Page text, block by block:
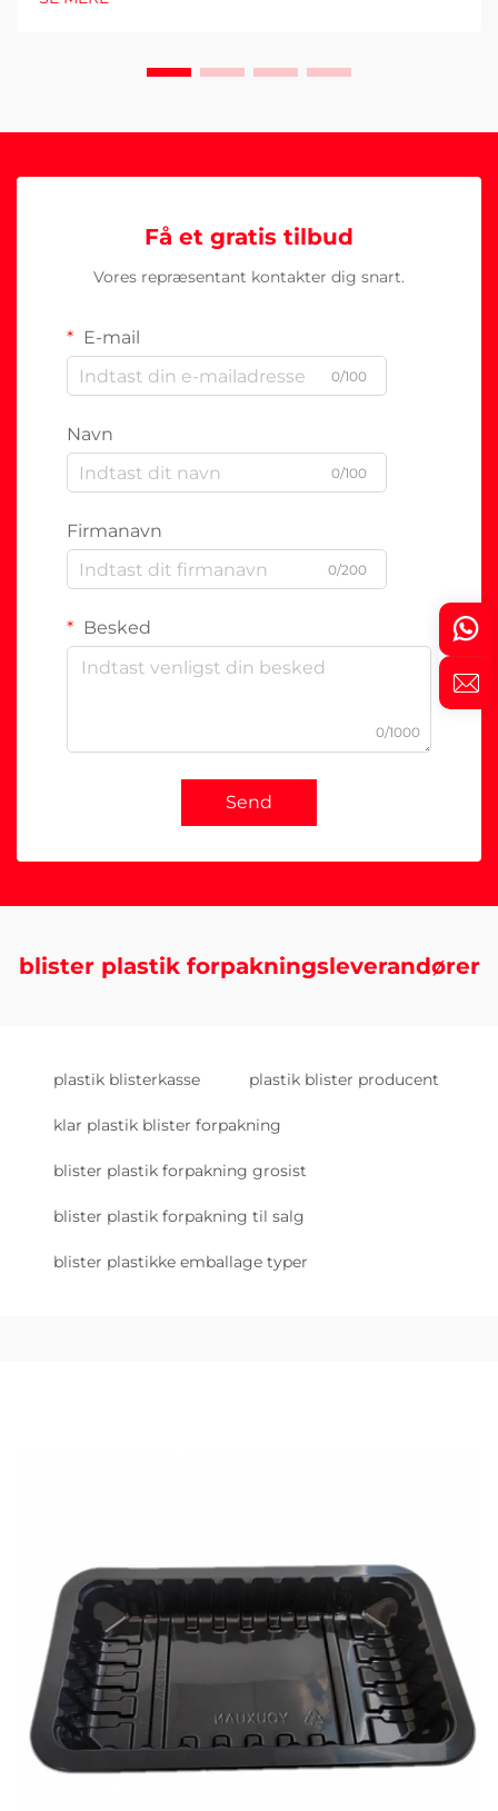
Få et gratis tilbud
Vores repræsentant kontakter dig snart.
E-mail
0/100
Navn
0/100
Firmanavn
0/200
Besked
0/1000
Send
blister plastik forpakningsleverandører
plastik blisterkasse plastik blister producent
klar plastik blister forpakning
blister plastik forpakning grosist
blister plastik forpakning til salg
blister plastikke emballage typer